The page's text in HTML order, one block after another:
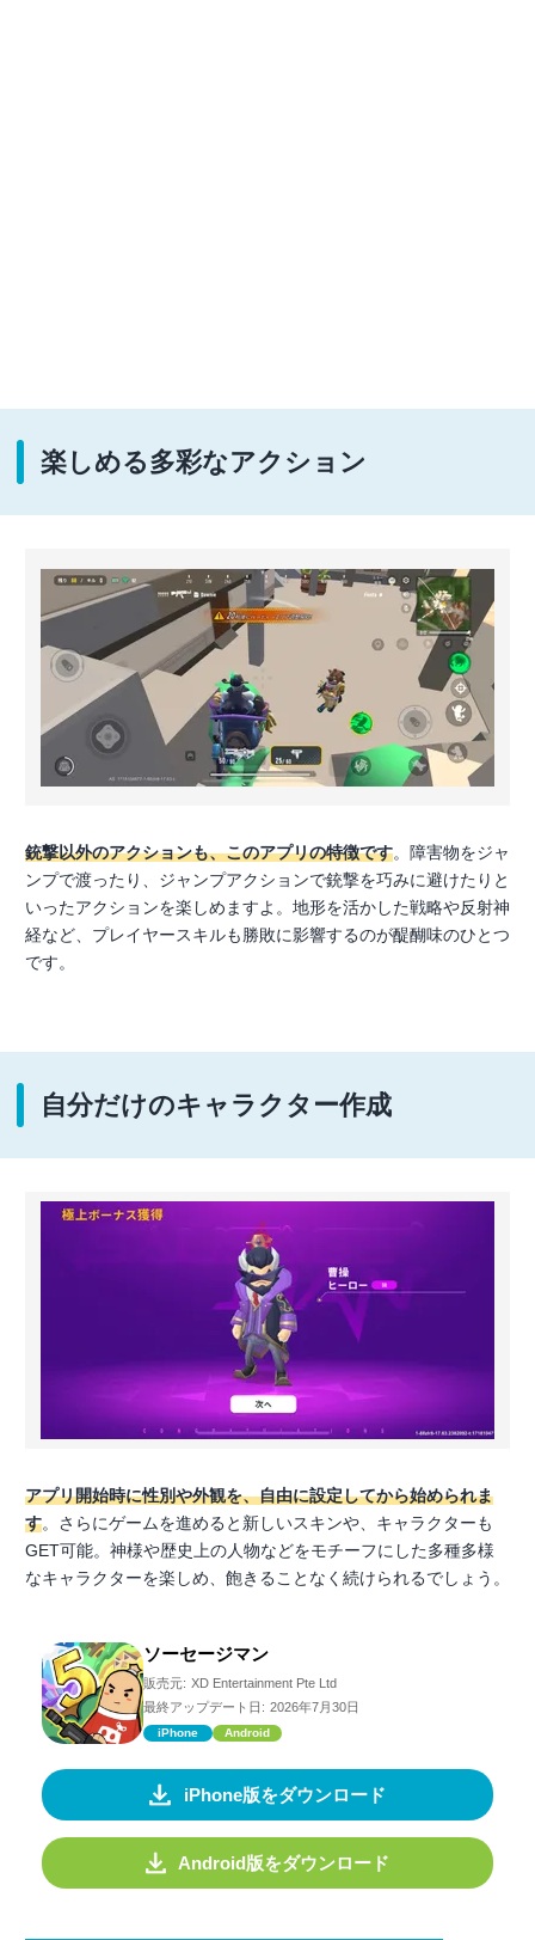
楽しめる多彩なアクション
銃撃以外のアクションも、このアプリの特徴です。障害物をジャ
ンプで渡ったり、ジャンプアクションで銃撃を巧みに避けたりと
いったアクションを楽しめますよ。地形を活かした戦略や反射神
経など、プレイヤースキルも勝敗に影響するのが醍醐味のひとつ
です。
自分だけのキャラクター作成
アプリ開始時に性別や外観を、自由に設定してから始められま
す。さらにゲームを進めると新しいスキンや、キャラクターも
GET可能。神様や歴史上の人物などをモチーフにした多種多様
なキャラクターを楽しめ、飽きることなく続けられるでしょう。
ソーセージマン
販売元: XD Entertainment Pte Ltd
最終アップデート日: 2026年7月30日
iPhone Android
iPhone版をダウンロード
Android版をダウンロード